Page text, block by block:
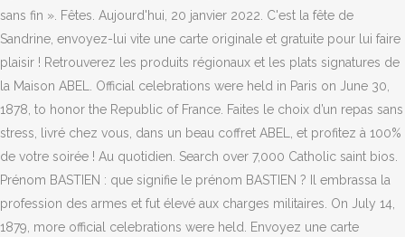
sans fin ». Fêtes. Aujourd'hui, 20 janvier 2022. C'est la fête de
Sandrine, envoyez-lui vite une carte originale et gratuite pour lui faire
plaisir ! Retrouverez les produits régionaux et les plats signatures de
la Maison ABEL. Official celebrations were held in Paris on June 30,
1878, to honor the Republic of France. Faites le choix d’un repas sans
stress, livré chez vous, dans un beau coffret ABEL, et profitez à 100%
de votre soirée ! Au quotidien. Search over 7,000 Catholic saint bios.
Prénom BASTIEN : que signifie le prénom BASTIEN ? Il embrassa la
profession des armes et fut élevé aux charges militaires. On July 14,
1879, more official celebrations were held. Envoyez une carte